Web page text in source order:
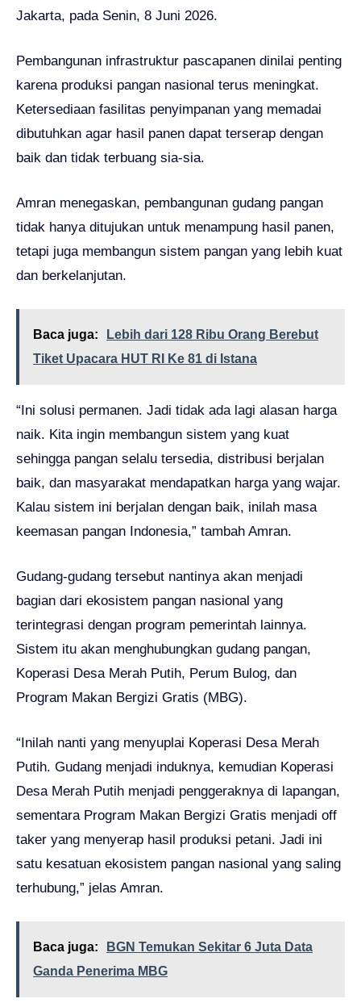
Jakarta, pada Senin, 8 Juni 2026.
Pembangunan infrastruktur pascapanen dinilai penting
karena produksi pangan nasional terus meningkat.
Ketersediaan fasilitas penyimpanan yang memadai
dibutuhkan agar hasil panen dapat terserap dengan
baik dan tidak terbuang sia-sia.
Amran menegaskan, pembangunan gudang pangan
tidak hanya ditujukan untuk menampung hasil panen,
tetapi juga membangun sistem pangan yang lebih kuat
dan berkelanjutan.
Baca juga:
Lebih dari 128 Ribu Orang Berebut
Tiket Upacara HUT RI Ke 81 di Istana
“Ini solusi permanen. Jadi tidak ada lagi alasan harga
naik. Kita ingin membangun sistem yang kuat
sehingga pangan selalu tersedia, distribusi berjalan
baik, dan masyarakat mendapatkan harga yang wajar.
Kalau sistem ini berjalan dengan baik, inilah masa
keemasan pangan Indonesia,” tambah Amran.
Gudang-gudang tersebut nantinya akan menjadi
bagian dari ekosistem pangan nasional yang
terintegrasi dengan program pemerintah lainnya.
Sistem itu akan menghubungkan gudang pangan,
Koperasi Desa Merah Putih, Perum Bulog, dan
Program Makan Bergizi Gratis (MBG).
“Inilah nanti yang menyuplai Koperasi Desa Merah
Putih. Gudang menjadi induknya, kemudian Koperasi
Desa Merah Putih menjadi penggeraknya di lapangan,
sementara Program Makan Bergizi Gratis menjadi off
taker yang menyerap hasil produksi petani. Jadi ini
satu kesatuan ekosistem pangan nasional yang saling
terhubung,” jelas Amran.
Baca juga:
BGN Temukan Sekitar 6 Juta Data
Ganda Penerima MBG